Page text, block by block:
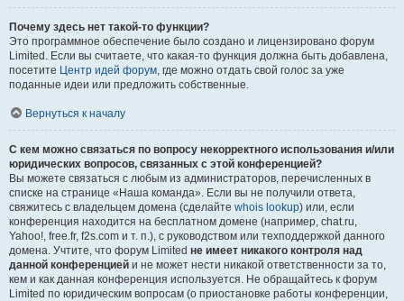
Почему здесь нет такой-то функции?
Это программное обеспечение было создано и лицензировано форум
Limited. Если вы считаете, что какая-то функция должна быть добавлена,
посетите Центр идей форум, где можно отдать свой голос за уже
поданные идеи или предложить собственные.
Вернуться к началу
С кем можно связаться по вопросу некорректного использования и/или
юридических вопросов, связанных с этой конференцией?
Вы можете связаться с любым из администраторов, перечисленных в
списке на странице «Наша команда». Если вы не получили ответа,
свяжитесь с владельцем домена (сделайте whois lookup) или, если
конференция находится на бесплатном домене (например, chat.ru,
Yahoo!, free.fr, f2s.com и т. п.), с руководством или техподдержкой данного
домена. Учтите, что форум Limited не имеет никакого контроля над
данной конференцией и не может нести никакой ответственности за то,
кем и как данная конференция используется. Не обращайтесь к форум
Limited по юридическим вопросам (о приостановке работы конференции,